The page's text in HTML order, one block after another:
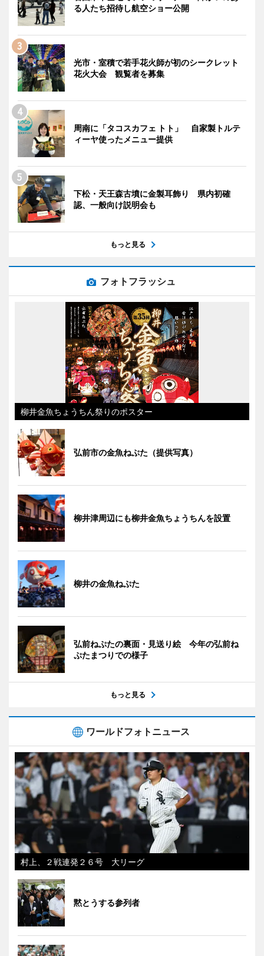
る人たち招待し航空ショー公開
光市・室積で若手花火師が初のシークレット
花火大会 観覧者を募集
周南に「タコスカフェ トト」 自家製トルテ
ィーヤ使ったメニュー提供
下松・天王森古墳に金製耳飾り 県内初確
認、一般向け説明会も
もっと見る
フォトフラッシュ
柳井金魚ちょうちん祭りのポスター
弘前市の金魚ねぷた（提供写真）
柳井津周辺にも柳井金魚ちょうちんを設置
柳井の金魚ねぷた
弘前ねぷたの裏面・見送り絵 今年の弘前ね
ぷたまつりでの様子
もっと見る
ワールドフォトニュース
村上、２戦連発２６号 大リーグ
黙とうする参列者